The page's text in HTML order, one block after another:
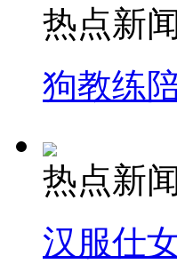
热点新闻
狗教练
热点新闻
汉服仕